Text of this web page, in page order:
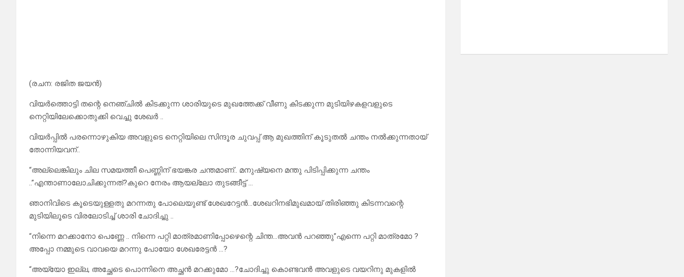
(രചന: രജിത ജയൻ)
വിയർത്തൊട്ടി തന്റെ നെഞ്ചിൽ കിടക്കുന്ന ശാരിയുടെ മുഖത്തേക്ക് വീണു കിടക്കുന്ന മുടിയിഴകളവളുടെ
നെറ്റിയിലേക്കൊതുക്കി വെച്ചു ശേഖർ ..
വിയർപ്പിൽ പരന്നൊഴുകിയ അവളുടെ നെറ്റിയിലെ സിന്ദൂര ചുവപ്പ് ആ മുഖത്തിന് കൂടുതൽ ചന്തം നൽക്കുന്നതായ്
തോന്നിയവന്..
“അല്ലെങ്കിലും ചില സമയത്തീ പെണ്ണിന് ഭയങ്കര ചന്തമാണ്.. മനുഷ്യനെ മന്തു പിടിപ്പിക്കുന്ന ചന്തം
..”എന്താണാലോചിക്കുന്നത്?കുറെ നേരം ആയല്ലോ തുടങ്ങീട്ട് …
ഞാനിവിടെ കൂടെയുള്ളതു മറന്നതു പോലെയുണ്ട് ശേഖറേട്ടൻ…ശേഖറിനഭിമുഖമായ് തിരിഞ്ഞു കിടന്നവന്റെ
മുടിയിലൂടെ വിരലോടിച്ച് ശാരി ചോദിച്ചു ..
“നിന്നെ മറക്കാനോ പെണ്ണേ .. നിന്നെ പറ്റി മാത്രമാണിപ്പോഴെന്റെ ചിന്ത…അവൻ പറഞ്ഞു”എന്നെ പറ്റി മാത്രമോ ?
അപ്പോ നമ്മുടെ വാവയെ മറന്നു പോയോ ശേഖരേട്ടൻ …?
“അയ്യോ ഇല്ല, അച്ഛേടെ പൊന്നിനെ അച്ഛൻ മറക്കുമോ …?ചോദിച്ചു കൊണ്ടവൻ അവളുടെ വയറിനു മുകളിൽ